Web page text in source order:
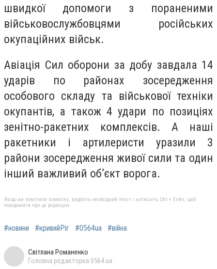
швидкої допомоги з пораненими
військовослужбовцями російських
окупаційних військ.
Авіація Сил оборони за добу завдала 14
ударів по районах зосередження
особового складу та військової техніки
окупантів, а також 4 удари по позиціях
зенітно-ракетних комплексів. А наші
ракетники і артилеристи уразили 3
райони зосередження живої сили та один
інший важливий об’єкт ворога.
Якщо ви помітили помилку, виділіть необхідний текст і натисніть Ctrl + Enter, щоб
повідомити про це редакцію
#новини #кривийРіг #0564ua #війна
Світлана Романенко
Головна редакторка 0564.ua